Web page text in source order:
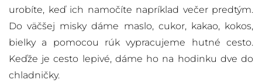
urobíte, keď ich namočíte napríklad večer predtým.
Do väčšej misky dáme maslo, cukor, kakao, kokos,
bielky a pomocou rúk vypracujeme hutné cesto.
Keďže je cesto lepivé, dáme ho na hodinku dve do
chladničky.